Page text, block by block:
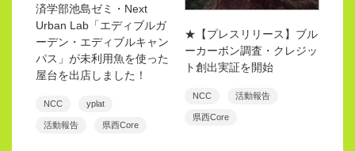
済学部池島ゼミ・Next
Urban Lab「エディブルガ
ーデン・エディブルキャン
パス」が未利用魚を使った
屋台を出店しました！
NCC yplat
活動報告 県西Core
★【プレスリリース】ブル
ーカーボン調査・クレジッ
ト創出実証を開始
NCC 活動報告
県西Core